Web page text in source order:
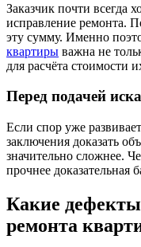
Заказчик почти всегда
исправление ремонта.
эту сумму. Именно
квартиры важна не
для расчёта стоимости
Перед подачей иска
Если спор уже
заключения доказать
значительно сложнее.
прочнее доказательная
Какие
ремонта